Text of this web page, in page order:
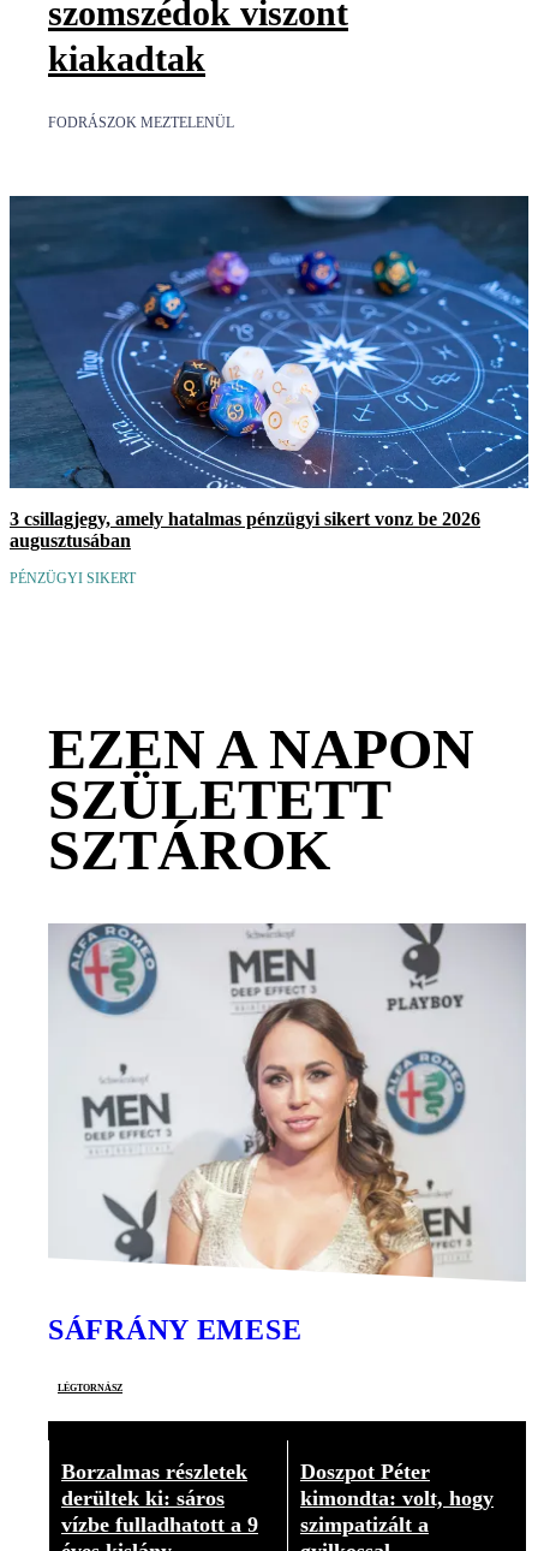
szomszédok viszont
kiakadtak
FODRÁSZOK MEZTELENÜL
3 csillagjegy, amely hatalmas pénzügyi sikert vonz be 2026
augusztusában
PÉNZÜGYI SIKERT
EZEN A NAPON
SZÜLETETT
SZTÁROK
SÁFRÁNY EMESE
légtornász
Borzalmas részletek
derültek ki: sáros
vízbe fulladhatott a 9
Doszpot Péter
kimondta: volt, hogy
szimpatizált a